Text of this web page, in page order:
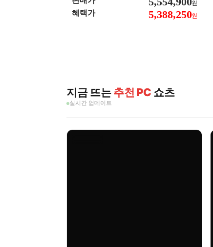
지포스 RTX 5080 AERO OC SFF D7 16GB 제이
씨현 / EXCERIA 히트싱크 M.2 NVMe (2TB)
원
혜택가 5,388,250원
지금 뜨는추천 PC 쇼츠
실시간 업데이트